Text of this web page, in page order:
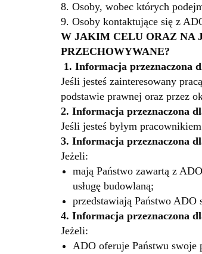
8. Osoby, wobec których
9. Osoby kontaktujące się z
W JAKIM CELU ORAZ NA
PRZECHOWYWANE?
1. Informacja przeznaczona
Jeśli jesteś zainteresowany
podstawie prawnej oraz przez
2. Informacja przeznaczona
Jeśli jesteś byłym
3. Informacja przeznaczona
Jeżeli:
mają Państwo zawartą z
usługę budowlaną;
przedstawiają Państwo ADO
4. Informacja przeznaczona
Jeżeli:
ADO oferuje Państwu swoje